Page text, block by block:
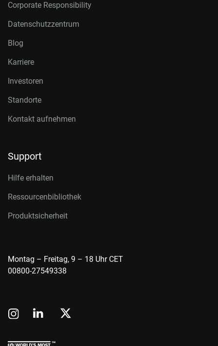
Corporate Responsibility
Datenschutzzentrum
Blog
Karriere
Investoren
Standorte
Kontakt aufnehmen
Support
Hilfe erhalten
Ressourcenbibliothek
Produktsicherheit
Montag – Freitag, 9 – 18 Uhr CET
00800-27549338